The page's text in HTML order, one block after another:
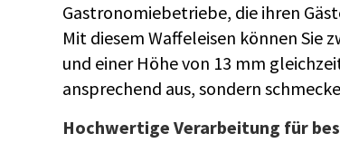
Gastronomiebetriebe, die ihren
Mit diesem Waffeleisen können Sie
und einer Höhe von 13 mm
ansprechend aus, sondern
Hochwertige Verarbeitung für